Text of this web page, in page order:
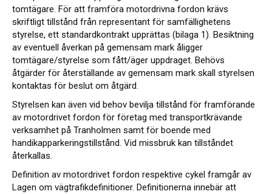
tomtägare. För att framföra motordrivna fordon krävs
skriftligt tillstånd från representant för samfällighetens
styrelse, ett standardkontrakt upprättas (bilaga 1). Besiktning
av eventuell åverkan på gemensam mark åligger
tomtägare/styrelse som fått/äger uppdraget. Behövs
åtgärder för återställande av gemensam mark skall styrelsen
kontaktas för beslut om åtgärd.
Styrelsen kan även vid behov bevilja tillstånd för framförande
av motordrivet fordon för företag med transportkrävande
verksamhet på Tranholmen samt för boende med
handikapparkeringstillstånd. Vid missbruk kan tillståndet
återkallas.
Definition av motordrivet fordon respektive cykel framgår av
Lagen om vägtrafikdefinitioner. Definitionerna innebär att